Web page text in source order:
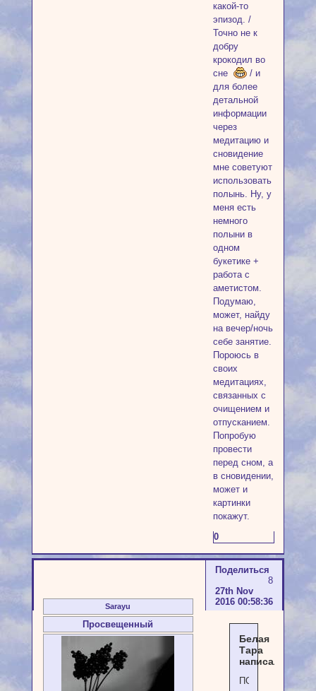
какой-то
эпизод. /
Точно не к
добру
крокодил во
сне
/ и
для более
детальной
информации
через
медитацию и
сновидение
мне советуют
использовать
полынь. Ну, у
меня есть
немного
полыни в
одном
букетике +
работа с
аметистом.
Подумаю,
может, найду
на вечер/ночь
себе занятие.
Пороюсь в
своих
медитациях,
связанных с
очищением и
отпусканием.
Попробую
провести
перед сном, а
в сновидении,
может и
картинки
покажут.
0
Поделиться
8
27th Nov
2016 00:58:36
Sarayu
Просвещенный
Белая
Тара
написал(а):
ПОЛЫНЬ.